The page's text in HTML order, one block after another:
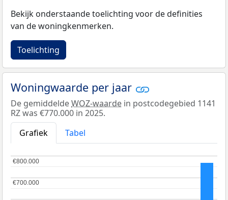
Bekijk onderstaande toelichting voor de definities
van de woningkenmerken.
Toelichting
Woningwaarde per jaar
De gemiddeldeWOZ-waarde in postcodegebied 1141
RZ was €770.000 in 2025.
Grafiek
Tabel
€700.000
€700.000
€800.000
€800.000